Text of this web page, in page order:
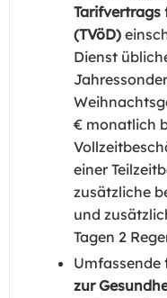
Tarifvertrags
(TVöD)
Dienst
€ monatlich
einer
zusätzliche
und
Tagen 2
Umfassende
zur